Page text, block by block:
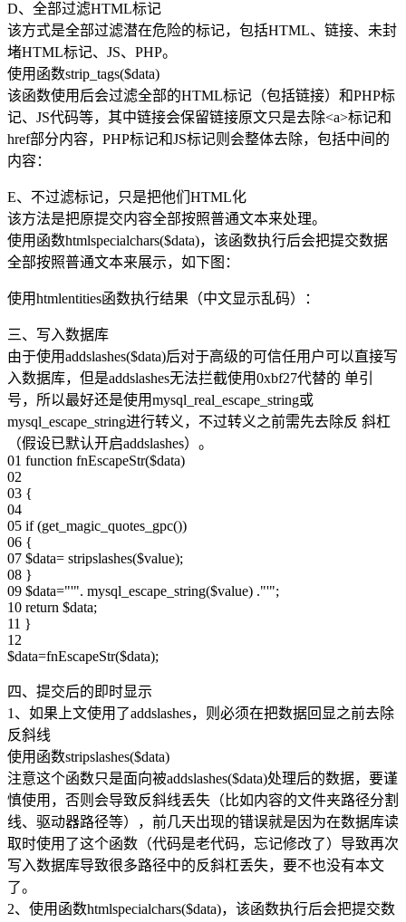
D、全部过滤HTML标记
该方式是全部过滤潜在危险的标记，包括HTML、链接、未封
堵HTML标记、JS、PHP。
使用函数strip_tags($data)
该函数使用后会过滤全部的HTML标记（包括链接）和PHP标
记、JS代码等，其中链接会保留链接原文只是去除<a>标记和
href部分内容，PHP标记和JS标记则会整体去除，包括中间的
内容：
E、不过滤标记，只是把他们HTML化
该方法是把原提交内容全部按照普通文本来处理。
使用函数htmlspecialchars($data)，该函数执行后会把提交数据
全部按照普通文本来展示，如下图：
使用htmlentities函数执行结果（中文显示乱码）：
三、写入数据库
由于使用addslashes($data)后对于高级的可信任用户可以直接写
入数据库，但是addslashes无法拦截使用0xbf27代替的 单引
号，所以最好还是使用mysql_real_escape_string或
mysql_escape_string进行转义，不过转义之前需先去除反 斜杠
（假设已默认开启addslashes）。
01 function fnEscapeStr($data)
02
03 {
04
05 if (get_magic_quotes_gpc())
06 {
07 $data= stripslashes($value);
08 }
09 $data="'". mysql_escape_string($value) ."'";
10 return $data;
11 }
12
$data=fnEscapeStr($data);
四、提交后的即时显示
1、如果上文使用了addslashes，则必须在把数据回显之前去除
反斜线
使用函数stripslashes($data)
注意这个函数只是面向被addslashes($data)处理后的数据，要谨
慎使用，否则会导致反斜线丢失（比如内容的文件夹路径分割
线、驱动器路径等），前几天出现的错误就是因为在数据库读
取时使用了这个函数（代码是老代码，忘记修改了）导致再次
写入数据库导致很多路径中的反斜杠丢失，要不也没有本文
了。
2、使用函数htmlspecialchars($data)，该函数执行后会把提交数